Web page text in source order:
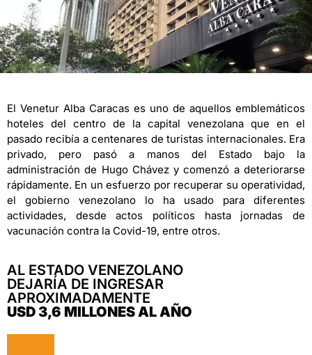
El Venetur Alba Caracas es uno de aquellos emblemáticos
hoteles del centro de la capital venezolana que en el
pasado recibía a centenares de turistas internacionales. Era
privado, pero pasó a manos del Estado bajo la
administración de Hugo Chávez y comenzó a deteriorarse
rápidamente. En un esfuerzo por recuperar su operatividad,
el gobierno venezolano lo ha usado para diferentes
actividades, desde actos políticos hasta jornadas de
vacunación contra la Covid-19, entre otros.
AL ESTADO VENEZOLANO
DEJARÍA DE INGRESAR
APROXIMADAMENTE
USD 3,6 MILLONES AL AÑO